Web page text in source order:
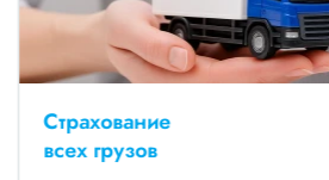
Страхование
всех грузов